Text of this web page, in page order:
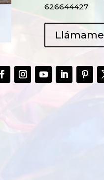
626644427
Llámame
RECICLADO EN